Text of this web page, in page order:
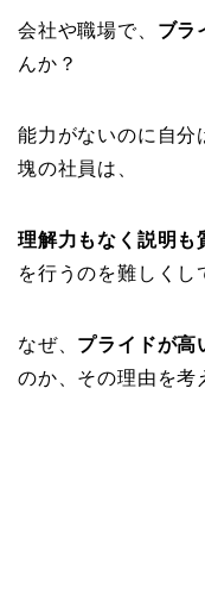
会社や職場で、 ブラ
んか？
能力がないのに自分
塊の社員は、
理解力もなく説明も
を行うのを難しくし
なぜ、 プライドが高
のか、その理由を考